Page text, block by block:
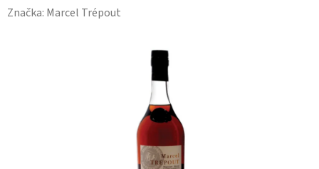
Značka: Marcel Trépout